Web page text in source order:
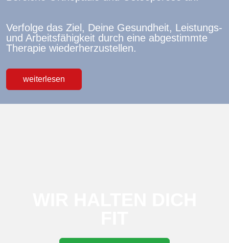
Verfolge das Ziel, Deine Gesundheit, Leistungs-
und Arbeitsfähigkeit durch eine abgestimmte
Therapie wiederherzustellen.
weiterlesen